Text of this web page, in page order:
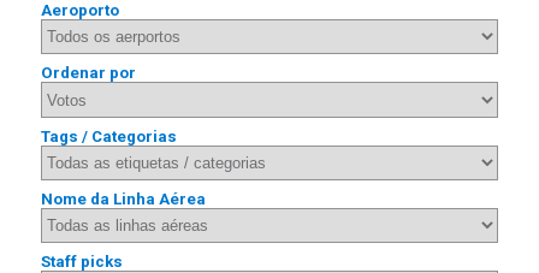
Aeroporto
Ordenar por
Tags / Categorias
Nome da Linha Aérea
Staff picks